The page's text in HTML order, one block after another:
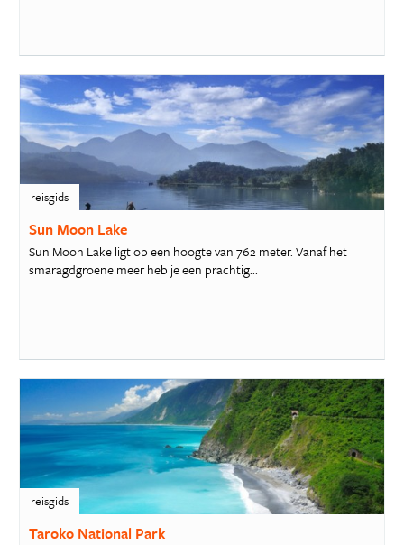
reisgids
Sun Moon Lake
Sun Moon Lake ligt op een hoogte van 762 meter. Vanaf het
smaragdgroene meer heb je een prachtig...
reisgids
Taroko National Park